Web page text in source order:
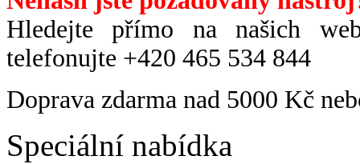
Hledejte přímo na našich
telefonujte +420 465 534 844
Doprava zdarma nad 5000 Kč
Speciální nabídka